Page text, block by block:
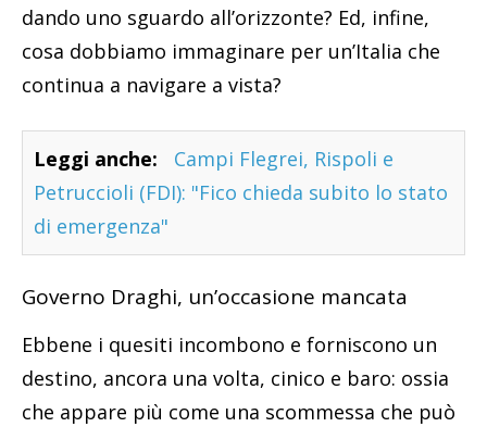
dando uno sguardo all’orizzonte? Ed, infine,
cosa dobbiamo immaginare per un’Italia che
continua a navigare a vista?
Leggi anche:
Campi Flegrei, Rispoli e
Petruccioli (FDI): "Fico chieda subito lo stato
di emergenza"
Governo Draghi, un’occasione mancata
Ebbene i quesiti incombono e forniscono un
destino, ancora una volta, cinico e baro: ossia
che appare più come una scommessa che può